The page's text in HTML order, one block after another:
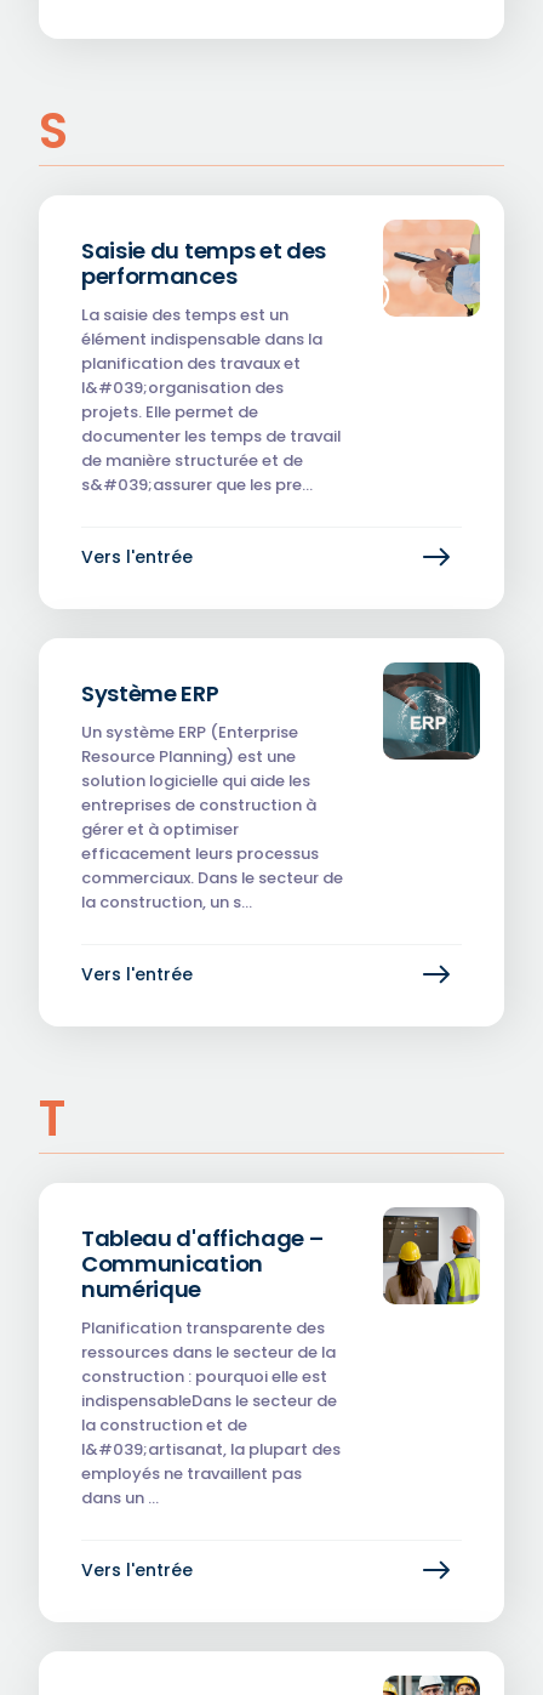
S
Saisie du temps et des
performances
La saisie des temps est un
élément indispensable dans la
planification des travaux et
l&#039;organisation des
projets. Elle permet de
documenter les temps de travail
de manière structurée et de
s&#039;assurer que les pre…
Vers l'entrée
Système ERP
Un système ERP (Enterprise
Resource Planning) est une
solution logicielle qui aide les
entreprises de construction à
gérer et à optimiser
efficacement leurs processus
commerciaux. Dans le secteur de
la construction, un s…
Vers l'entrée
T
Tableau d'affichage –
Communication
numérique
Planification transparente des
ressources dans le secteur de la
construction : pourquoi elle est
indispensableDans le secteur de
la construction et de
l&#039;artisanat, la plupart des
employés ne travaillent pas
dans un …
Vers l'entrée